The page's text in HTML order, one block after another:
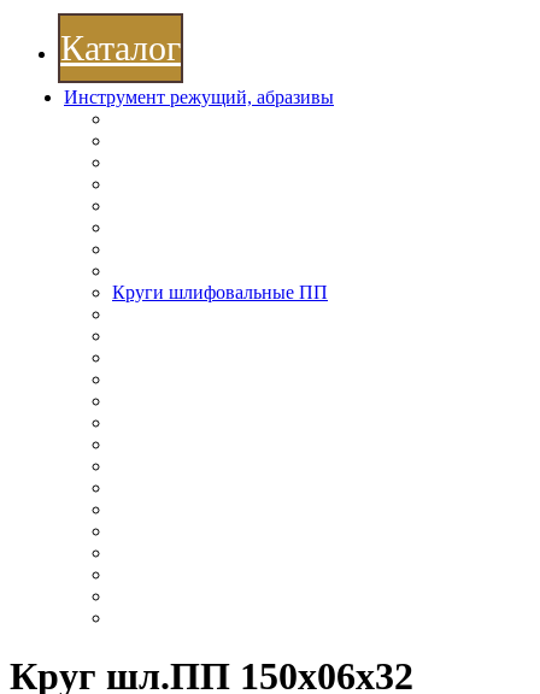
Каталог
Инструмент режущий, абразивы
Круги шлифовальные ПП
Круг шл.ПП 150х06х32